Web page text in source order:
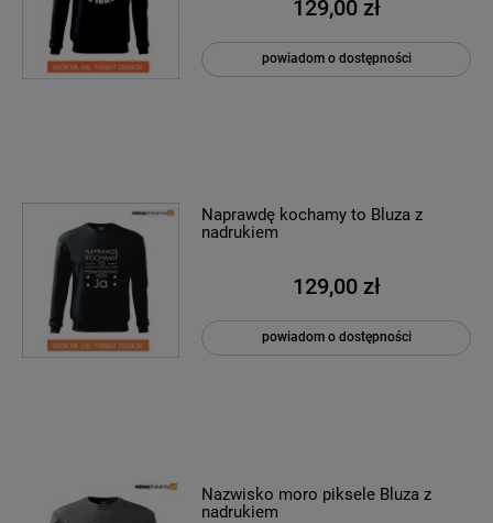
129,00 zł
powiadom o dostępności
Naprawdę kochamy to Bluza z
nadrukiem
129,00 zł
powiadom o dostępności
Nazwisko moro piksele Bluza z
nadrukiem